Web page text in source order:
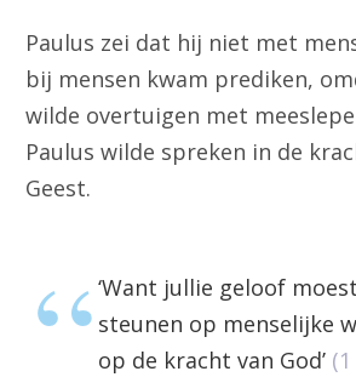
Paulus zei dat hij niet met
bij mensen kwam prediken,
wilde overtuigen met
Paulus wilde spreken in de
Geest.
‘Want jullie geloof
steunen op menselijke
op de kracht van God’